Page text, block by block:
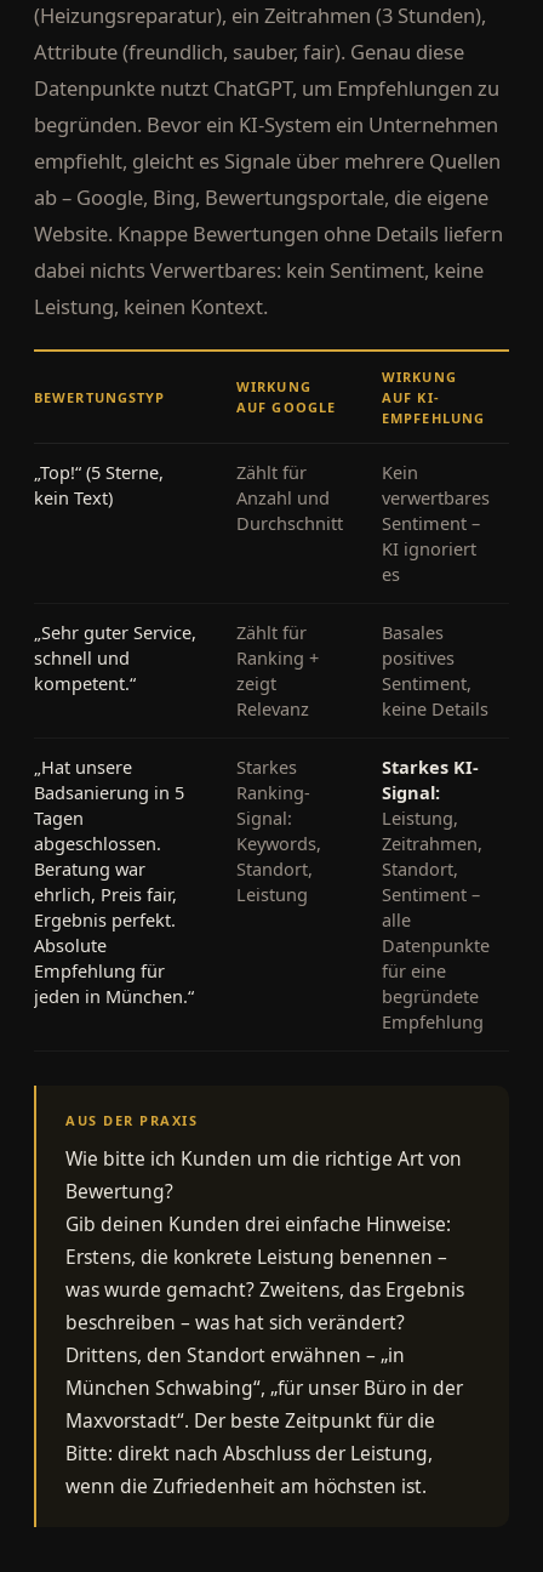
(Heizungsreparatur), ein Zeitrahmen (3 Stunden),
Attribute (freundlich, sauber, fair). Genau diese
Datenpunkte nutzt ChatGPT, um Empfehlungen zu
begründen. Bevor ein KI-System ein Unternehmen
empfiehlt, gleicht es Signale über mehrere Quellen
ab – Google, Bing, Bewertungsportale, die eigene
Website. Knappe Bewertungen ohne Details liefern
dabei nichts Verwertbares: kein Sentiment, keine
Leistung, keinen Kontext.
BEWERTUNGSTYP
WIRKUNG
AUF GOOGLE
WIRKUNG
AUF KI-
EMPFEHLUNG
„Top!“ (5 Sterne,
kein Text)
Zählt für
Anzahl und
Durchschnitt
Kein
verwertbares
Sentiment –
KI ignoriert
es
„Sehr guter Service,
schnell und
kompetent.“
Zählt für
Ranking +
zeigt
Relevanz
Basales
positives
Sentiment,
keine Details
„Hat unsere
Badsanierung in 5
Tagen
abgeschlossen.
Beratung war
ehrlich, Preis fair,
Ergebnis perfekt.
Absolute
Empfehlung für
jeden in München.“
Starkes
Ranking-
Signal:
Keywords,
Standort,
Leistung
Starkes KI-
Signal:
Leistung,
Zeitrahmen,
Standort,
Sentiment –
alle
Datenpunkte
für eine
begründete
Empfehlung
AUS DER PRAXIS
Wie bitte ich Kunden um die richtige Art von
Bewertung?
Gib deinen Kunden drei einfache Hinweise:
Erstens, die konkrete Leistung benennen –
was wurde gemacht? Zweitens, das Ergebnis
beschreiben – was hat sich verändert?
Drittens, den Standort erwähnen – „in
München Schwabing“, „für unser Büro in der
Maxvorstadt“. Der beste Zeitpunkt für die
Bitte: direkt nach Abschluss der Leistung,
wenn die Zufriedenheit am höchsten ist.